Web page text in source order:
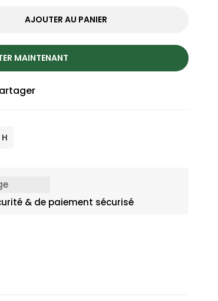
AJOUTER AU PANIER
MAINTENANT
& de paiement sécurisé